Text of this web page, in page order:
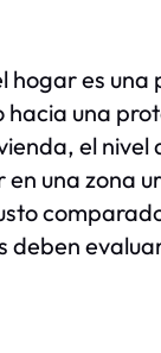
hogar es
hacia una
el
en una zona
deben